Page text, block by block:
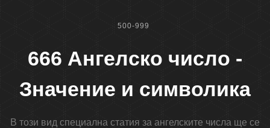
500-999
666 Ангелско число -
Значение и символика
В този вид специална статия за ангелските числа ще се